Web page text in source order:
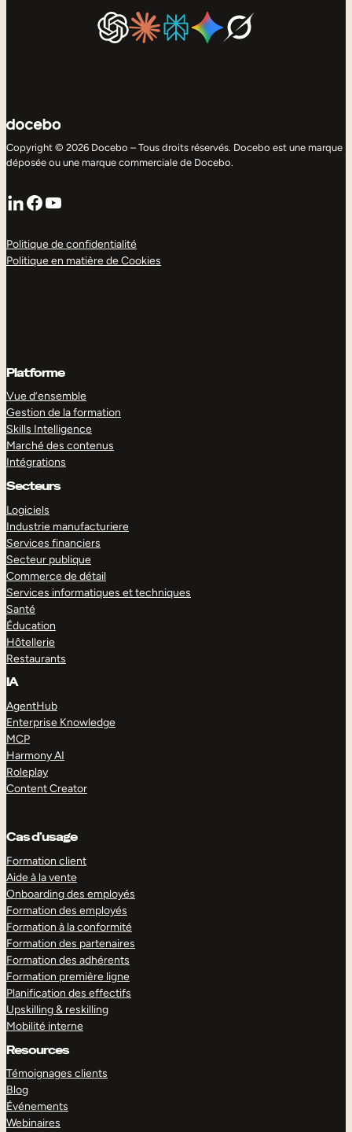
Copyright © 2026 Docebo – Tous droits réservés. Docebo est une marque
déposée ou une marque commerciale de Docebo.
LinkedIn
Facebook
YouTube
Politique de confidentialité
Politique en matière de Cookies
Platforme
Vue d’ensemble
Gestion de la formation
Skills Intelligence
Marché des contenus
Intégrations
Secteurs
Logiciels
Industrie manufacturiere
Services financiers
Secteur publique
Commerce de détail
Services informatiques et techniques
Santé
Éducation
Hôtellerie
Restaurants
IA
AgentHub
Enterprise Knowledge
MCP
Harmony AI
Roleplay
Content Creator
Cas d’usage
Formation client
Aide à la vente
Onboarding des employés
Formation des employés
Formation à la conformité
Formation des partenaires
Formation des adhérents
Formation première ligne
Planification des effectifs
Upskilling & reskilling
Mobilité interne
Resources
Témoignages clients
Blog
Événements
Webinaires